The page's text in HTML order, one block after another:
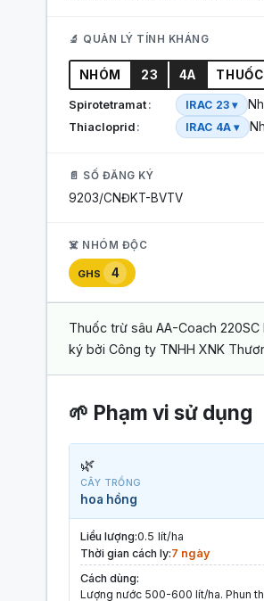
🔬 QUẢN LÝ TÍNH KHÁNG
NHÓM 23 4A
Spirotetramat IRAC 23 ▾
Thiacloprid IRAC 4A ▾
📄 SỐ ĐĂNG KÝ
9203/CNĐKT-BVTV
☠️ NHÓM ĐỘC
GHS 4
Thuốc trừ sâu AA-Coach
ký bởi Công ty TNHH XNK
🌱 Phạm vi sử dụng
🌿
CÂY TRỒNG
hoa hồng
Liều lượng:0.5 lít/ha
Thời gian cách ly:7 ngày
Cách dùng:
Lượng nước 500-600 lít/ha. Phun